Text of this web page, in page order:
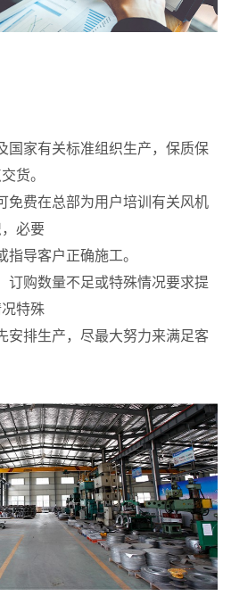
国家有关标准组织生产，保质保
货。
免费在总部为用户培训有关风机
必要
指导客户正确施工。
订购数量不足或特殊情况要求提
特殊
安排生产，尽最大努力来满足客